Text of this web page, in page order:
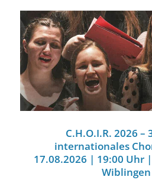
C.H.O.I.R. 2026 –
internationales
17.08.2026 | 19:00 Uhr
Wiblingen